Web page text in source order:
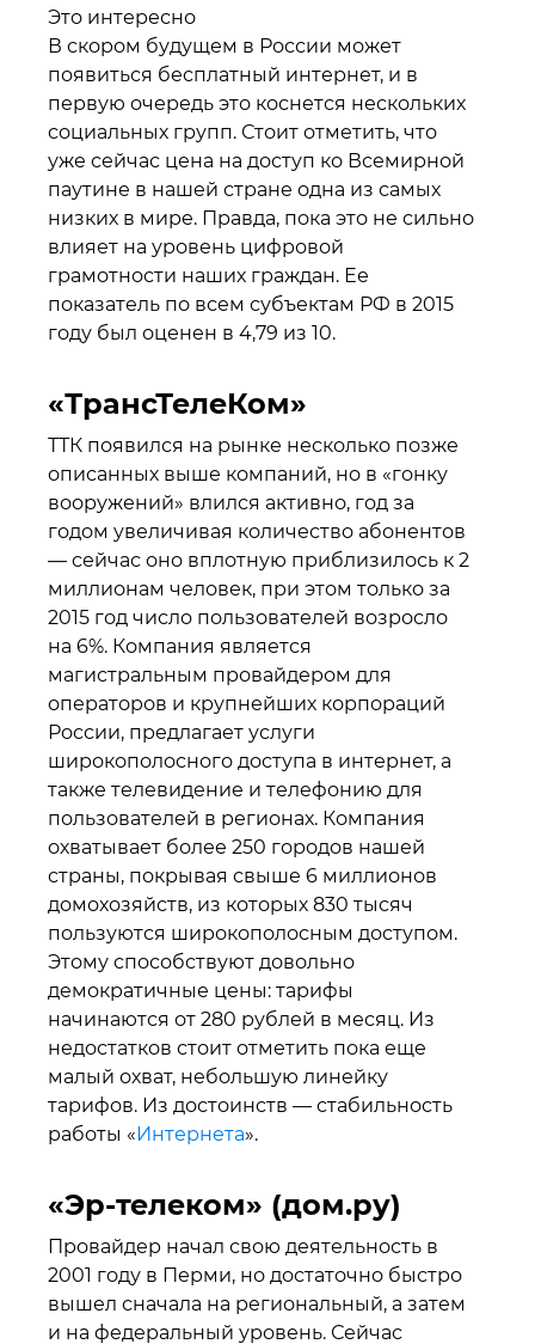
Это интересно
В скором будущем в России может
появиться бесплатный интернет, и в
первую очередь это коснется нескольких
социальных групп. Стоит отметить, что
уже сейчас цена на доступ ко Всемирной
паутине в нашей стране одна из самых
низких в мире. Правда, пока это не сильно
влияет на уровень цифровой
грамотности наших граждан. Ее
показатель по всем субъектам РФ в 2015
году был оценен в 4,79 из 10.
«ТрансТелеКом»
ТТК появился на рынке несколько позже
описанных выше компаний, но в «гонку
вооружений» влился активно, год за
годом увеличивая количество абонентов
— сейчас оно вплотную приблизилось к 2
миллионам человек, при этом только за
2015 год число пользователей возросло
на 6%. Компания является
магистральным провайдером для
операторов и крупнейших корпораций
России, предлагает услуги
широкополосного доступа в интернет, а
также телевидение и телефонию для
пользователей в регионах. Компания
охватывает более 250 городов нашей
страны, покрывая свыше 6 миллионов
домохозяйств, из которых 830 тысяч
пользуются широкополосным доступом.
Этому способствуют довольно
демократичные цены: тарифы
начинаются от 280 рублей в месяц. Из
недостатков стоит отметить пока еще
малый охват, небольшую линейку
тарифов. Из достоинств — стабильность
работы « Интернета».
«Эр-телеком» (дом.ру)
Провайдер начал свою деятельность в
2001 году в Перми, но достаточно быстро
вышел сначала на региональный, а затем
и на федеральный уровень. Сейчас